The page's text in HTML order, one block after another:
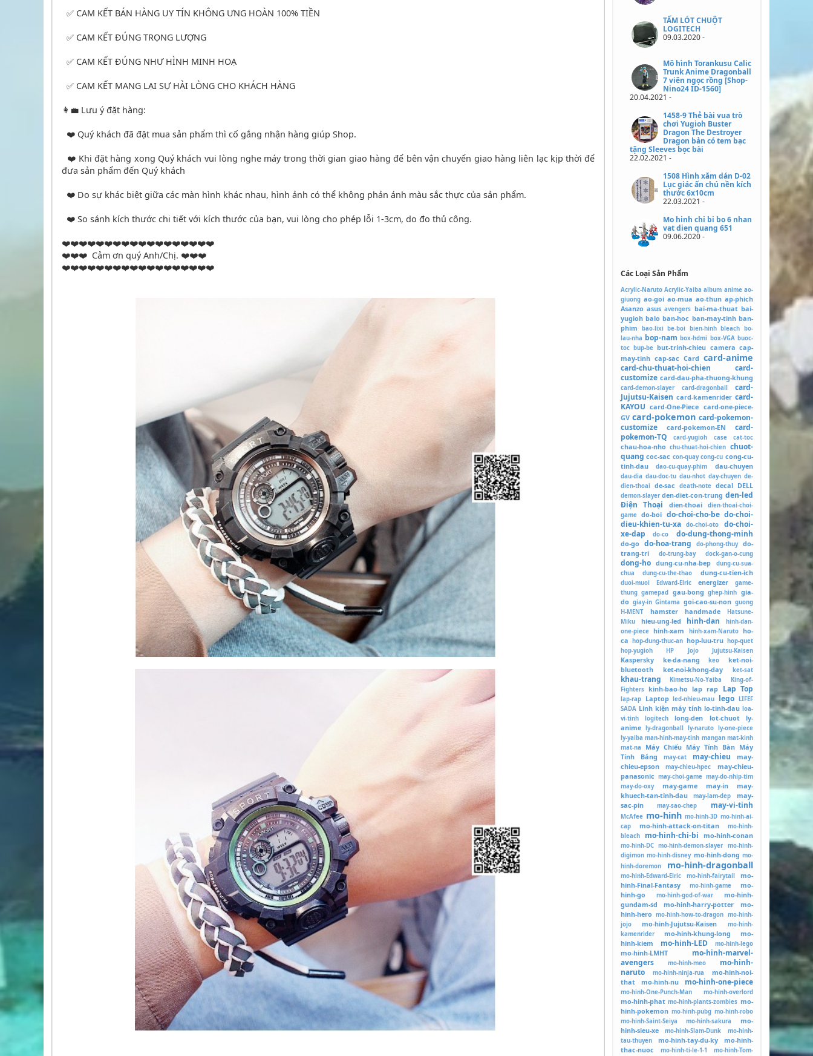
✅ CAM KẾT BÁN HÀNG UY TÍN KHÔNG ƯNG HOÀN 100% TIỀN
✅ CAM KẾT ĐÚNG TRỌNG LƯỢNG
✅ CAM KẾT ĐÚNG NHƯ HÌNH MINH HOẠ
✅ CAM KẾT MANG LẠI SỰ HÀI LÒNG CHO KHÁCH HÀNG
👩‍💼 Lưu ý đặt hàng:
❤️ Quý khách đã đặt mua sản phẩm thì cố gắng nhận hàng giúp Shop.
❤️ Khi đặt hàng xong Quý khách vui lòng nghe máy trong thời gian giao hàng để bên vận chuyển giao hàng liên lạc kịp thời để
đưa sản phẩm đến Quý khách
❤️ Do sự khác biệt giữa các màn hình khác nhau, hình ảnh có thể không phản ánh màu sắc thực của sản phẩm.
❤️ So sánh kích thước chi tiết với kích thước của bạn, vui lòng cho phép lỗi 1-3cm, do đo thủ công.
❤️❤️❤️❤️❤️❤️❤️❤️❤️❤️❤️❤️❤️❤️❤️❤️❤️❤️
❤️❤️❤️ Cảm ơn quý Anh/Chị. ❤️❤️❤️
❤️❤️❤️❤️❤️❤️❤️❤️❤️❤️❤️❤️❤️❤️❤️❤️❤️❤️
TẤM LÓT CHUỘT
LOGITECH
09.03.2020 -
Mô hình Torankusu Calic
Trunk Anime Dragonball
7 viên ngọc rồng [Shop-
Nino24 ID-1560]
20.04.2021 -
1458-9 Thẻ bài vua trò
chơi Yugioh Buster
Dragon The Destroyer
Dragon bản có tem bạc
tặng Sleeves bọc bài
22.02.2021 -
1508 Hình xăm dán D-02
Lục giác ấn chú nền kích
thước 6x10cm
22.03.2021 -
Mo hinh chi bi bo 6 nhan
vat dien quang 651
09.06.2020 -
Các Loại Sản Phẩm
Acrylic-Naruto Acrylic-Yaiba album anime ao-
giuong ao-goi ao-mua ao-thun ap-phich
Asanzo asus avengers bai-ma-thuat bai-
yugioh balo ban-hoc ban-may-tinh ban-
phim
bao-lixi be-boi bien-hinh bleach bo-
lau-nha bop-nam box-hdmi box-VGA buoc-
toc bup-be but-trinh-chieu camera cap-
may-tinh cap-sac Card card-anime
card-chu-thuat-hoi-chien
card-
customize card-dau-pha-thuong-khung
card-demon-slayer card-dragonball
card-
Jujutsu-Kaisen card-kamenrider card-
KAYOU card-One-Piece card-one-piece-
GV card-pokemon card-pokemon-
customize
card-pokemon-EN
card-
pokemon-TQ
card-yugioh case cat-toc
chau-hoa-nho chu-thuat-hoi-chien chuot-
quang coc-sac con-quay cong-cu cong-cu-
tinh-dau
dao-cu-quay-phim dau-chuyen
dau-dia dau-doc-tu dau-nhot day-chuyen de-
dien-thoai de-sac death-note decal DELL
demon-slayer den-diet-con-trung den-led
Điện Thoại
dien-thoai
dien-thoai-choi-
game do-boi do-choi-cho-be do-choi-
dieu-khien-tu-xa
do-choi-oto
do-choi-
xe-dap
do-co do-dung-thong-minh
do-go do-hoa-trang do-phong-thuy
do-
trang-tri
do-trung-bay dock-gan-o-cung
dong-ho dung-cu-nha-bep
dung-cu-sua-
chua
dung-cu-the-thao dung-cu-tien-ich
duoi-muoi Edward-Elric energizer
game-
thung gamepad gau-bong ghep-hinh gia-
do giay-in Gintama goi-cao-su-non guong
H-MENT
hamster handmade
Hatsune-
Miku
hieu-ung-led hinh-dan
hinh-dan-
one-piece hinh-xam hinh-xam-Naruto ho-
ca hop-dung-thuc-an hop-luu-tru hop-quet
hop-yugioh
HP Jojo Jujutsu-Kaisen
Kaspersky ke-da-nang keo
ket-noi-
bluetooth
ket-noi-khong-day ket-sat
khau-trang Kimetsu-No-Yaiba
King-of-
Fighters kinh-bao-ho lap rap Lap Top
lap-rap Laptop led-nhieu-mau lego
LIFEF
SADA Linh kiện máy tính lo-tinh-dau loa-
vi-tinh
logitech long-den lot-chuot
ly-
anime ly-dragonball ly-naruto ly-one-piece
ly-yaiba man-hinh-may-tinh mangan mat-kinh
mat-na
Máy Chiếu Máy Tính Bàn Máy
Tính Bảng
may-cat may-chieu
may-
chieu-epson
may-chieu-hpec
may-chieu-
panasonic may-choi-game may-do-nhip-tim
may-do-oxy
may-game may-in
may-
khuech-tan-tinh-dau
may-lam-dep
may-
sac-pin
may-sao-chep may-vi-tinh
McAfee mo-hinh mo-hinh-3D mo-hinh-ai-
cap
mo-hinh-attack-on-titan
mo-hinh-
bleach
mo-hinh-chi-bi mo-hinh-conan
mo-hinh-DC mo-hinh-demon-slayer
mo-hinh-
digimon mo-hinh-disney mo-hinh-dong mo-
hinh-doremon
mo-hinh-dragonball
mo-hinh-Edward-Elric mo-hinh-fairytail
mo-
hinh-Final-Fantasy
mo-hinh-game
mo-
hinh-go
mo-hinh-god-of-war
mo-hinh-
gundam-sd
mo-hinh-harry-potter
mo-
hinh-hero mo-hinh-how-to-dragon mo-hinh-
jojo
mo-hinh-Jujutsu-Kaisen
mo-hinh-
kamenrider
mo-hinh-khung-long
mo-
hinh-kiem
mo-hinh-LED mo-hinh-lego
mo-hinh-LMHT
mo-hinh-marvel-
avengers
mo-hinh-meo
mo-hinh-
naruto
mo-hinh-ninja-rua
mo-hinh-noi-
that
mo-hinh-nu mo-hinh-one-piece
mo-hinh-One-Punch-Man mo-hinh-overlord
mo-hinh-phat mo-hinh-plants-zombies mo-
hinh-pokemon mo-hinh-pubg mo-hinh-robo
mo-hinh-Saint-Seiya
mo-hinh-sakura
mo-
hinh-sieu-xe
mo-hinh-Slam-Dunk
mo-hinh-
tau-thuyen
mo-hinh-tay-du-ky
mo-hinh-
thac-nuoc
mo-hinh-ti-le-1-1
mo-hinh-Tom-